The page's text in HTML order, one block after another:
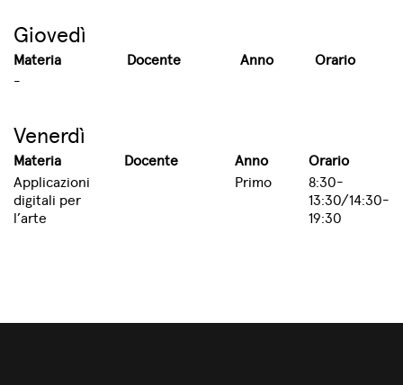
Giovedì
Materia Docente Anno
Orario
-
Venerdì
Materia Docente Anno
Orario
Applicazioni
digitali per
l’arte
Primo
8:30-
13:30/14:30-
19:30